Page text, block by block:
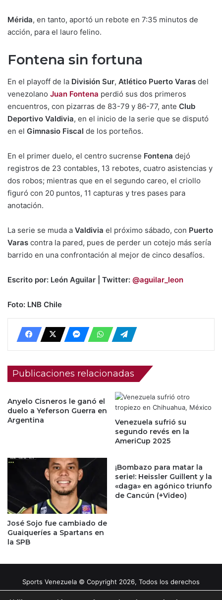
Mérida, en tanto, aportó un rebote en 7:35 minutos de
acción, para el lauro felino.
Fontena sin fortuna
En el playoff de la División Sur, Atlético Puerto Varas del
venezolano Juan Fontena perdió sus dos primeros
encuentros, con pizarras de 83-79 y 86-77, ante Club
Deportivo Valdivia, en el inicio de la serie que se disputó
en el Gimnasio Fiscal de los porteños.
En el primer duelo, el centro sucrense Fontena dejó
registros de 23 contables, 13 rebotes, cuatro asistencias y
dos robos; mientras que en el segundo careo, el criollo
figuró con 20 puntos, 11 capturas y tres pases para
anotación.
La serie se muda a Valdivia el próximo sábado, con Puerto
Varas contra la pared, pues de perder un cotejo más sería
barrido en una confrontación al mejor de cinco desafíos.
Escrito por: León Aguilar | Twitter: @aguilar_leon
Foto: LNB Chile
Publicaciones relacionadas
Anyelo Cisneros le ganó el
duelo a Yeferson Guerra en
Argentina
Venezuela sufrió su
segundo revés en la
AmeriCup 2025
José Sojo fue cambiado de
Guaiqueríes a Spartans en
la SPB
¡Bombazo para matar la
serie!: Heissler Guillent y la
«daga» en agónico triunfo
de Cancún (+Video)
Sports Venezuela © Copyright 2026, Todos los derechos
reservados |
Tema gestionado por Caissa Agency